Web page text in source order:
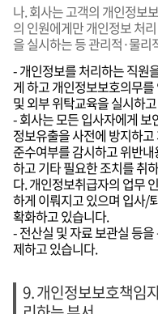
나. 회사는 고객의 개인정보
의 인원에게만 개인정보 처
을 실시하는 등 관리적·물리
- 개인정보를 처리하는 직원
게 하고 개인정보보호의무
및 외부 위탁교육을 실시하
- 회사는 모든 입사자에게
정보유출을 사전에 방지하
준수여부를 감시하고 위반
하고 기타 필요한 조치를 취
다. 개인정보취급자의 업무
하게 이뤄지고 있으며 입사/
확화하고 있습니다.
- 전산실 및 자료 보관실 등
제하고 있습니다.
9. 개인정보보호책임